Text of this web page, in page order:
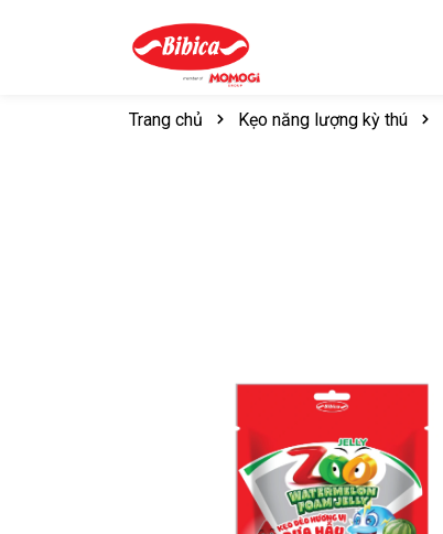
Trang chủ Kẹo năng lượng kỳ thú